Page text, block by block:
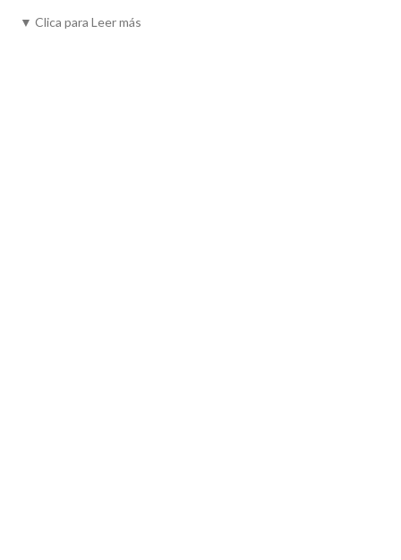
Nuestra gama incluye
▼ Clica para Leer más